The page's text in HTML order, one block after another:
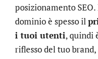
posizionamento
dominio è spesso il
i tuoi utenti, quindi
riflesso del tuo